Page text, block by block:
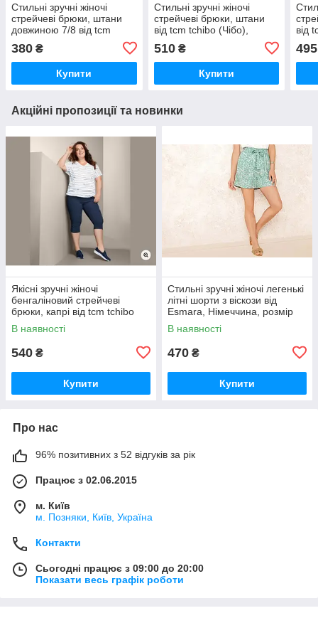
Стильні зручні жіночі
стрейчеві брюки, штани
довжиною 7/8 від tcm
tchibo (Чібо), Німеччина,
L-3XL
380 ₴
Купити
Стильні зручні жіночі
стрейчеві брюки, штани
від tcm tchibo (Чібо),
510₴
Купити
від
495
Акційні пропозиції та новинки
Якісні зручні жіночі
бенгаліновий стрейчеві
брюки, капрі від tcm tchibo
Чібо, Німеччина, XL
В наявності
540 ₴
Купити
Стильні зручні жіночі легенькі
літні шорти з віскози від
Esmara, Німеччина, розмір
M-L
В наявності
470 ₴
Купити
Про нас
96% позитивних з 52 відгуків за рік
Працює з 02.06.2015
м. Київ
м. Позняки, Київ, Україна
Контакти
Сьогодні працює з 09:00 до 20:00
Показати весь графік роботи